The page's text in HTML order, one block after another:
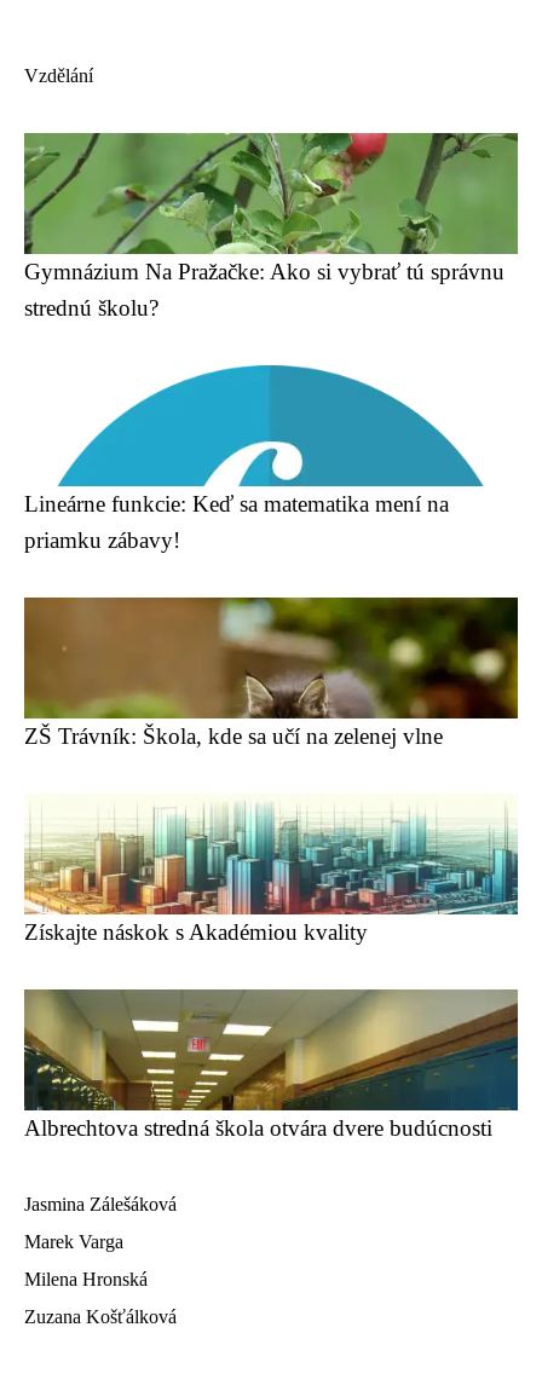
Vzdělání
Gymnázium Na Pražačke: Ako si vybrať tú správnu
strednú školu?
Lineárne funkcie: Keď sa matematika mení na
priamku zábavy!
ZŠ Trávník: Škola, kde sa učí na zelenej vlne
Získajte náskok s Akadémiou kvality
Albrechtova stredná škola otvára dvere budúcnosti
Jasmina Zálešáková
Marek Varga
Milena Hronská
Zuzana Košťálková